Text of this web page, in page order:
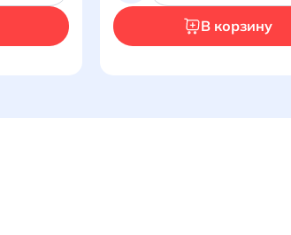
В корзину